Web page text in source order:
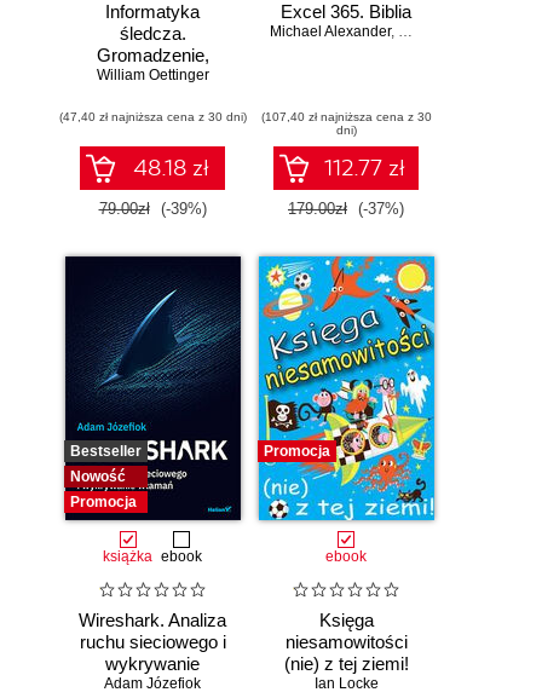
Informatyka
śledcza.
Gromadzenie,
analiza i
dowodów
elektronicznych dla
początkujących.
Wydanie II
William Oettinger
(47,40 zł najniższa cena z 30 dni)
48.18 zł
79.00zł (-39%)
Excel 365. Biblia
Michael Alexander, Dick Kusleika
(107,40 zł najniższa cena z 30
dni)
112.77 zł
179.00zł (-37%)
Bestseller
Nowość
Promocja
książka ebook
Wireshark. Analiza
ruchu sieciowego i
wykrywanie
włamań
Adam Józefiok
Promocja
ebook
Księga
niesamowitości
(nie) z tej ziemi!
Księga faktów
Ian Locke